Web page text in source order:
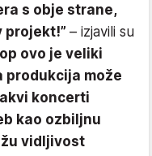
s obje strane,
projekt!” – izjavili su
ovo je veliki
produkcija može
koncerti
kao ozbiljnu
vidljivost